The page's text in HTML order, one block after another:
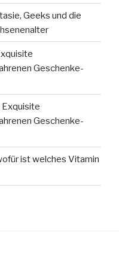
Geeks und die
Geschenke-
Exquisite
Geschenke-
ist welches Vitamin